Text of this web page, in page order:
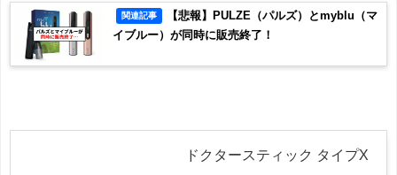
関連記事
【悲報】PULZE（パルズ）とmyblu（マ
イブルー）が同時に販売終了！
ドクタースティック タイプX